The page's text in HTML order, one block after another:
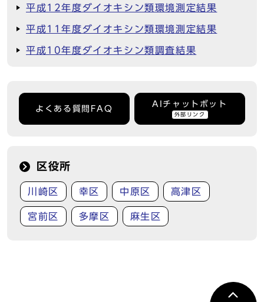
平成12年度ダイオキシン類環境測定結果
平成11年度ダイオキシン類環境測定結果
平成10年度ダイオキシン類調査結果
よくある質問FAQ
AIチャットボット
外部リンク
区役所
川崎区 幸区 中原区 高津区
宮前区 多摩区 麻生区